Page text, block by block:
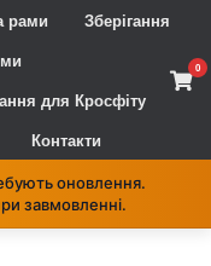
рами
Зберігання
для Кросфіту
Контакти
View
0
оновлення.
завмовленні.